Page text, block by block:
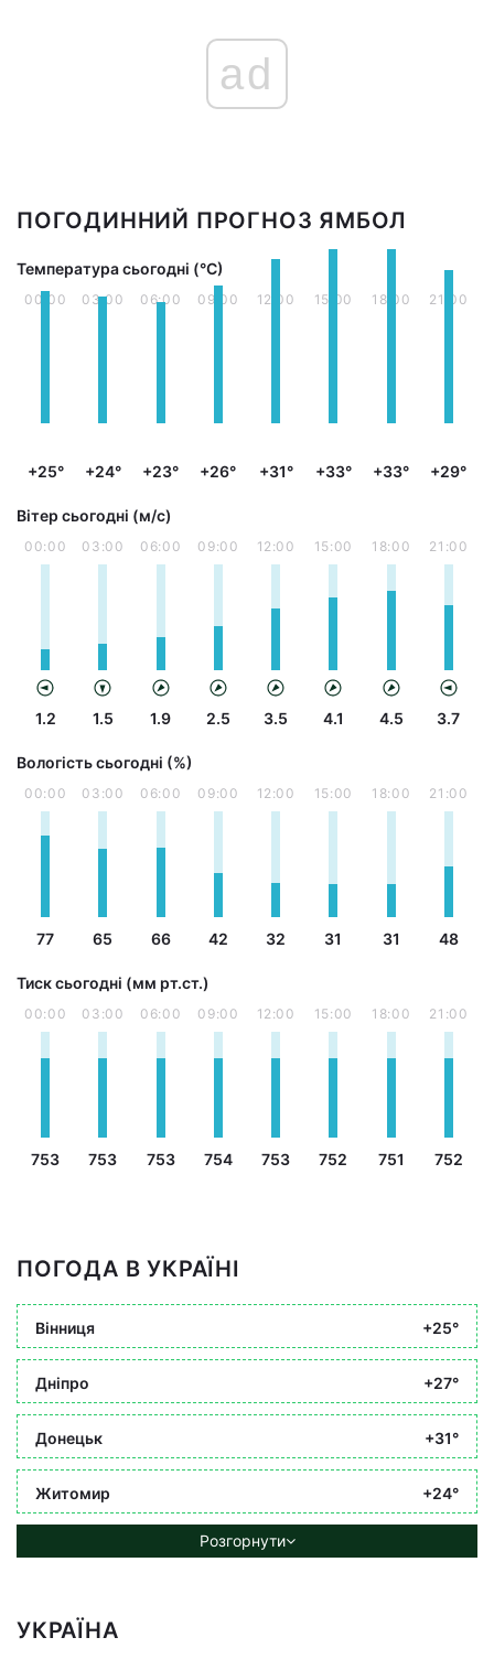
ad
ПОГОДИННИЙ ПРОГНОЗ ЯМБОЛ
Температура сьогодні (°С)
00:00
+25°
03:00
+24°
06:00
+23°
09:00
+26°
12:00
+31°
15:00
+33°
18:00
+33°
21:00
+29°
Вітер сьогодні (м/с)
00:00
1.2
03:00
1.5
06:00
1.9
09:00
2.5
12:00
3.5
15:00
4.1
18:00
4.5
21:00
3.7
Вологість сьогодні (%)
00:00
77
03:00
65
06:00
66
09:00
42
12:00
32
15:00
31
18:00
31
21:00
48
Тиск сьогодні (мм рт.ст.)
00:00
753
03:00
753
06:00
753
09:00
754
12:00
753
15:00
752
18:00
751
21:00
752
ПОГОДА В УКРАЇНІ
Вінниця +25°
Дніпро +27°
Донецьк +31°
Житомир +24°
Розгорнути
УКРАЇНА